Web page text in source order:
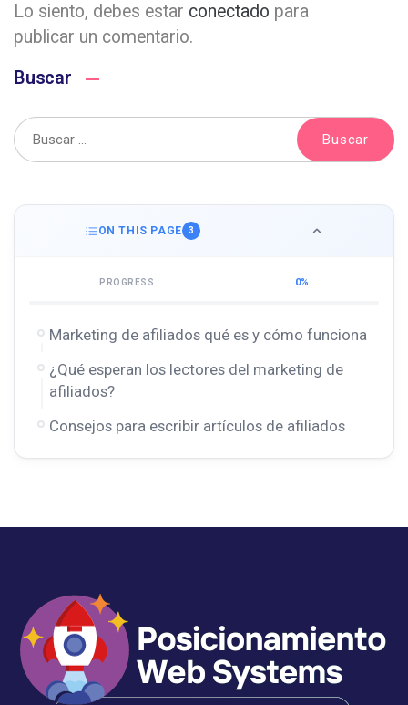
Lo siento, debes estar conectado para
publicar un comentario.
Buscar
ON THIS PAGE 3
PROGRESS 0%
Marketing de afiliados qué es y cómo funciona
¿Qué esperan los lectores del marketing de
afiliados?
Consejos para escribir artículos de afiliados